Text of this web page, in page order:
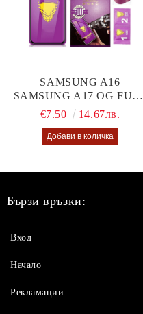
SAMSUNG A16
SAMSUNG A17 OG FULL
GLUE GLASS
€7.50 14.67лв.
Бързи връзки:
Вход
Начало
Рекламации